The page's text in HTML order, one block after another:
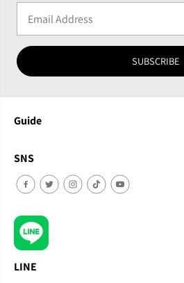
SUBSCRIBE
Guide
SNS
LINE